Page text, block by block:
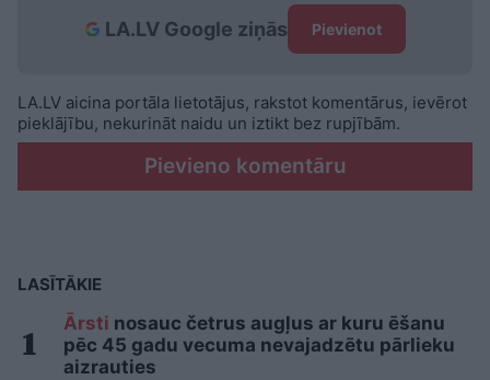
LA.LV Google ziņās Pievienot
LA.LV aicina portāla lietotājus, rakstot komentārus, ievērot
pieklājību, nekurināt naidu un iztikt bez rupjībām.
Pievieno komentāru
LASĪTĀKIE
Ārsti nosauc četrus augļus ar kuru ēšanu
pēc 45 gadu vecuma nevajadzētu pārlieku
aizrauties